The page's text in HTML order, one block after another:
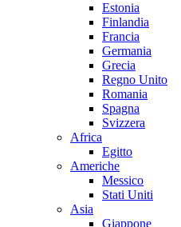
Estonia
Finlandia
Francia
Germania
Grecia
Regno Unito
Romania
Spagna
Svizzera
Africa
Egitto
Americhe
Messico
Stati Uniti
Asia
Giappone